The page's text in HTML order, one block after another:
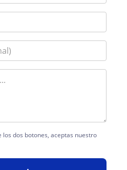
dos botones, aceptas nuestro